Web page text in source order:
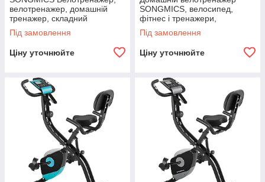
велотренажер, домашній
тренажер, складний
тренажер, 8 налаштувань
магнітного опору,
Під замовлення
Ціну уточнюйте
SONGMICS, велосипед,
фітнес і тренажери,
кімнатний, розкладний, зі
спинкою, 8 резисторів,
Під замовлення
Ціну уточнюйте